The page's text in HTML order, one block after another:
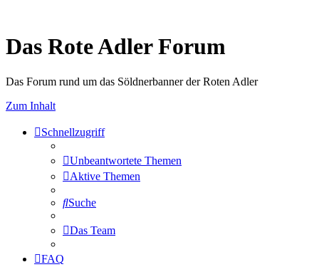
Das Rote Adler Forum
Das Forum rund um das Söldnerbanner der Roten Adler
Zum Inhalt
Schnellzugriff
Unbeantwortete Themen
Aktive Themen
Suche
Das Team
FAQ